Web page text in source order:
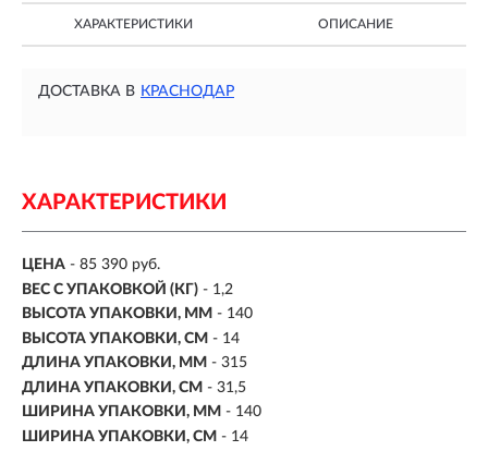
ХАРАКТЕРИСТИКИ ОПИСАНИЕ
ДОСТАВКА В КРАСНОДАР
ХАРАКТЕРИСТИКИ
ЦЕНА - 85 390 руб.
ВЕС С УПАКОВКОЙ (КГ) - 1,2
ВЫСОТА УПАКОВКИ, ММ - 140
ВЫСОТА УПАКОВКИ, СМ - 14
ДЛИНА УПАКОВКИ, ММ - 315
ДЛИНА УПАКОВКИ, СМ - 31,5
ШИРИНА УПАКОВКИ, ММ - 140
ШИРИНА УПАКОВКИ, СМ - 14